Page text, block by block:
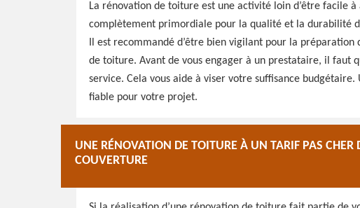
La rénovation de toiture est une activité loin d’être facile
complètement primordiale pour la qualité et la durabilité
Il est recommandé d’être bien vigilant pour la
de toiture. Avant de vous engager à un prestataire, il faut
service. Cela vous aide à viser votre suffisance
fiable pour votre projet.
UNE RÉNOVATION DE TOITURE À UN TARIF PAS CHER
COUVERTURE